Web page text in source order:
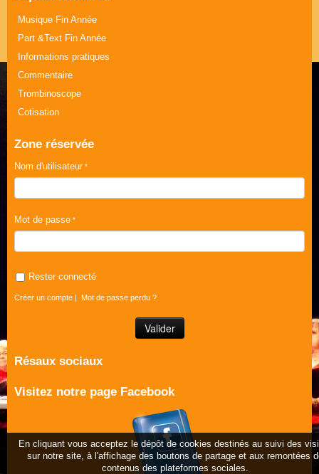
Musique Fin Année
Part &Text Fin Année
Informations pratiques
Commentaire
Trombinoscope
Cotisation
Zone réservée
Nom d'utilisateur
Mot de passe
Rester connecté
Créer un compte | Mot de passe perdu ?
Résaux sociaux
Visitez notre page Facebook
En cliquant vous acceptez le dépôt de cookies destinés au suivi des
sur notre site, à l'affichage des boutons de partage et aux remontées
contenus des plateformes sociales.